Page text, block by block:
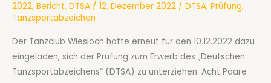
2022, Bericht, DTSA / 12. Dezember 2022 / DTSA, Prüfung,
Tanzsportabzeichen
Der Tanzclub Wiesloch hatte erneut für den 10.12.2022 dazu
eingeladen, sich der Prüfung zum Erwerb des „Deutschen
Tanzsportabzeichens“ (DTSA) zu unterziehen. Acht Paare